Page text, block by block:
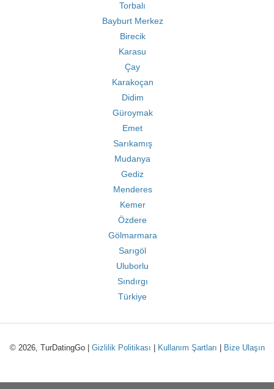
Torbalı
Bayburt Merkez
Birecik
Karasu
Çay
Karakoçan
Didim
Güroymak
Emet
Sarıkamış
Mudanya
Gediz
Menderes
Kemer
Özdere
Gölmarmara
Sarıgöl
Uluborlu
Sındırgı
Türkiye
© 2026, TurDatingGo | Gizlilik Politikası Kullanım Şartları Bize Ulaşın